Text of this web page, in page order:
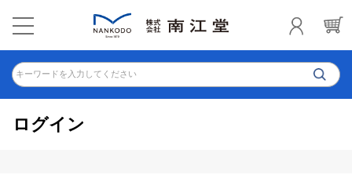
キーワードを入力してください
ログイン